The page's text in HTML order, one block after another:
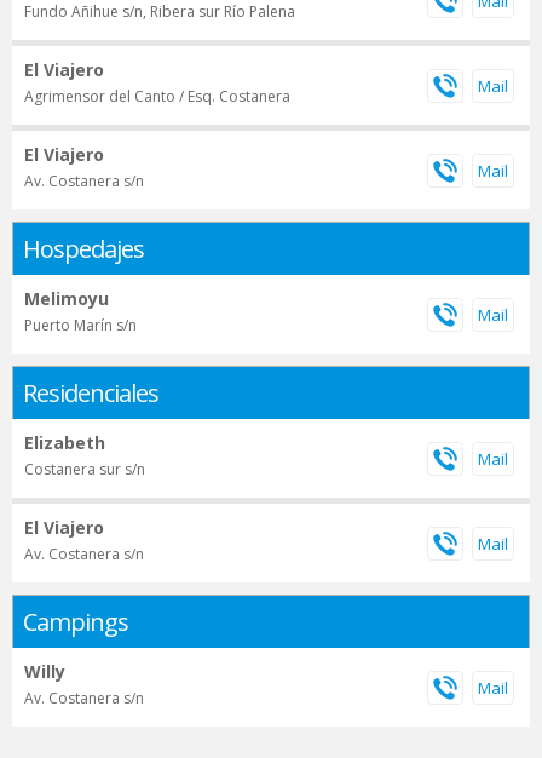
Fundo Añihue s/n, Ribera sur Río Palena
El Viajero
Agrimensor del Canto / Esq. Costanera
El Viajero
Av. Costanera s/n
Hospedajes
Melimoyu
Puerto Marín s/n
Residenciales
Elizabeth
Costanera sur s/n
El Viajero
Av. Costanera s/n
Campings
Willy
Av. Costanera s/n